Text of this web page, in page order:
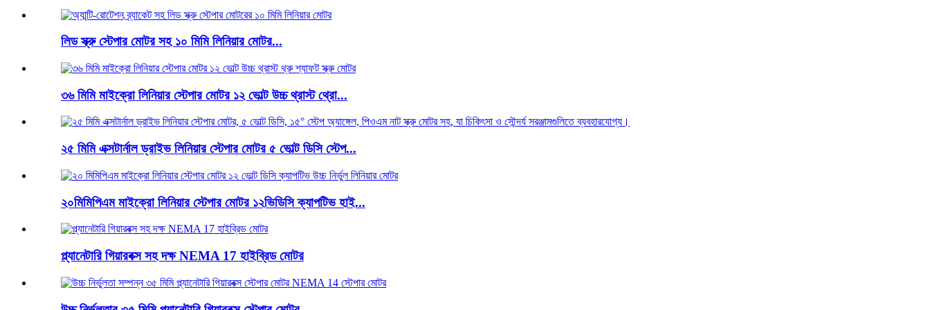
লিড স্ক্রু স্টেপার মোটর সহ ১০ মিমি লিনিয়ার মোটর...
৩৬ মিমি মাইক্রো লিনিয়ার স্টেপার মোটর ১২ ভোল্ট উচ্চ থ্রাস্ট থ্রো...
২৫ মিমি এক্সটার্নাল ড্রাইভ লিনিয়ার স্টেপার মোটর ৫ ভোল্ট ডিসি স্টেপ...
২০মিমিপিএম মাইক্রো লিনিয়ার স্টেপার মোটর ১২ভিডিসি ক্যাপটিভ হাই...
প্ল্যানেটারি গিয়ারবক্স সহ দক্ষ NEMA 17 হাইব্রিড মোটর